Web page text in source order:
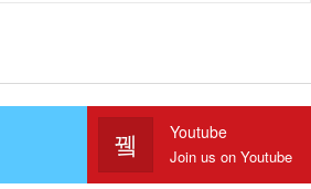
Youtube
Join us on Youtube